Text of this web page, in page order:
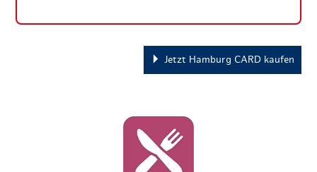
Jetzt Hamburg CARD kaufen